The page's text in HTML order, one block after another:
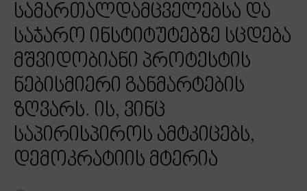
სამართალდამცველებსა და
საჯარო ინსტიტუტებზე სცდება
მშვიდობიანი პროტესტის
ნებისმიერი განმარტების
ზღვარს. ის, ვინც
საპირისპიროს ამტკიცებს,
დემოკრატიის მტერია